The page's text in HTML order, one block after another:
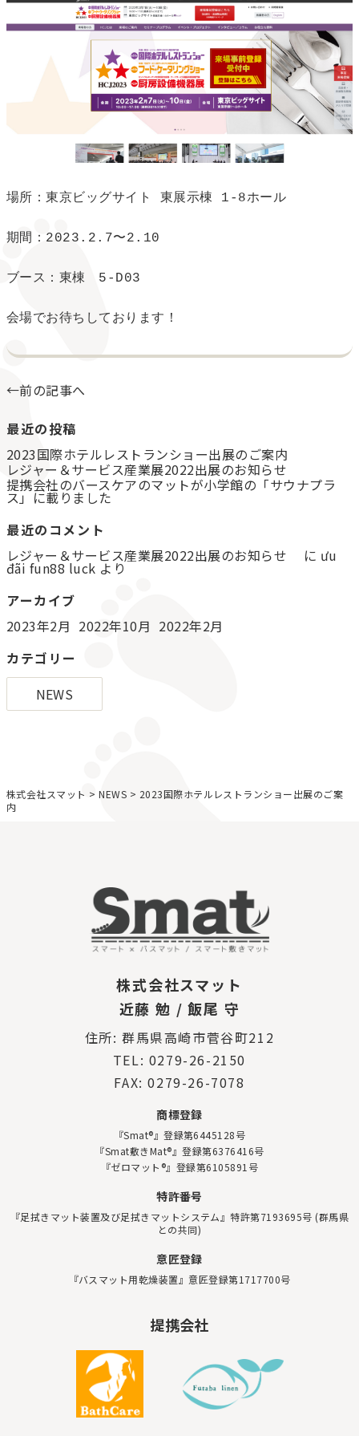
場所：東京ビッグサイト 東展示棟 1-8ホール
期間：2023.2.7〜2.10
ブース：東棟　5-D03
会場でお待ちしております！
←前の記事へ
最近の投稿
2023国際ホテルレストランショー出展のご案内
レジャー＆サービス産業展2022出展のお知らせ
提携会社のバースケアのマットが小学館の「サウナプラ
ス」に載りました
最近のコメント
レジャー＆サービス産業展2022出展のお知らせ
に ưu
đãi fun88 luck より
アーカイブ
2023年2月 2022年10月 2022年2月
カテゴリー
NEWS
株式会社スマット >NEWS > 2023国際ホテルレストランショー出展のご案
内
株式会社スマット
近藤 勉 / 飯尾 守
住所: 群馬県高崎市菅谷町212
TEL: 0279-26-2150
FAX: 0279-26-7078
商標登録
『Smat®』登録第6445128号
『Smat敷きMat®』登録第6376416号
『ゼロマット®』登録第6105891号
特許番号
『足拭きマット装置及び足拭きマットシステム』特許第7193695号 (群馬県
との共同)
意匠登録
『バスマット用乾燥装置』意匠登録第1717700号
提携会社